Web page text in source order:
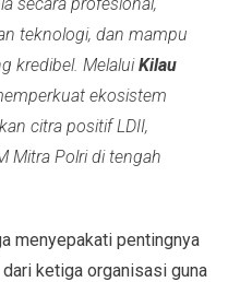
teknologi, dan mampu
kredibel. MelaluiKilau
ekosistem
citra positif LDII,
Mitra Polri di tengah
menyepakati pentingnya
ketiga organisasi guna